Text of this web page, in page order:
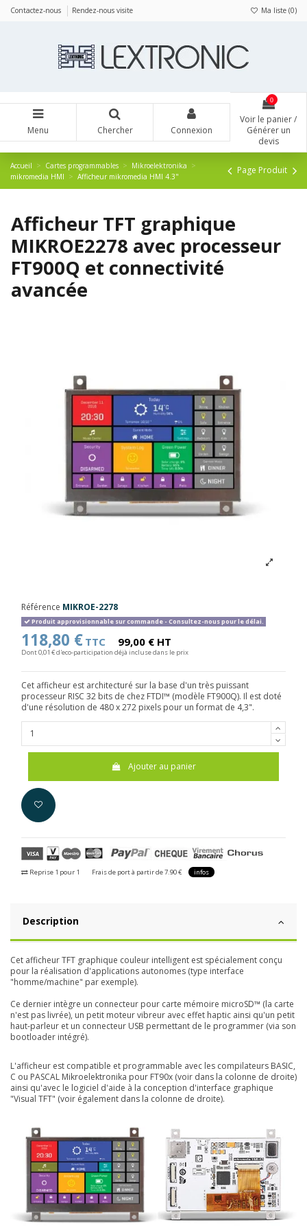
Contactez-nous Rendez-nous visite Ma liste (0)
Menu Chercher Connexion
0
Voir le panier /
Générer un
devis
Accueil Cartes programmables
Mikroelektronika
mikromedia HMI
Afficheur mikromedia HMI 4.3"
Page Produit
Afficheur TFT graphique
MIKROE2278 avec processeur
FT900Q et connectivité
avancée
Référence MIKROE-2278
Produit approvisionnable sur commande - Consultez-nous pour le délai.
118,80 € TTC 99,00 € HT
Dont 0,01 € d'eco-participation déjà incluse dans le prix
Cet afficheur est architecturé sur la base d'un très puissant
processeur RISC 32 bits de chez FTDI™ (modèle FT900Q). Il est doté
d'une résolution de 480 x 272 pixels pour un format de 4,3".
Ajouter au panier
Reprise 1 pour 1 Frais de port à partir de 7.90 € infos
Description
Cet afficheur TFT graphique couleur intelligent est spécialement conçu
pour la réalisation d'applications autonomes (type interface
"homme/machine" par exemple).
Ce dernier intègre un connecteur pour carte mémoire microSD™ (la carte
n'est pas livrée), un petit moteur vibreur avec effet haptic ainsi qu'un petit
haut-parleur et un connecteur USB permettant de le programmer (via son
bootloader intégré).
L'afficheur est compatible et programmable avec les compilateurs BASIC,
C ou PASCAL Mikroelektronika pour FT90x (voir dans la colonne de droite)
ainsi qu'avec le logiciel d'aide à la conception d'interface graphique
"Visual TFT" (voir également dans la colonne de droite).
Panneau de gestion des cookies